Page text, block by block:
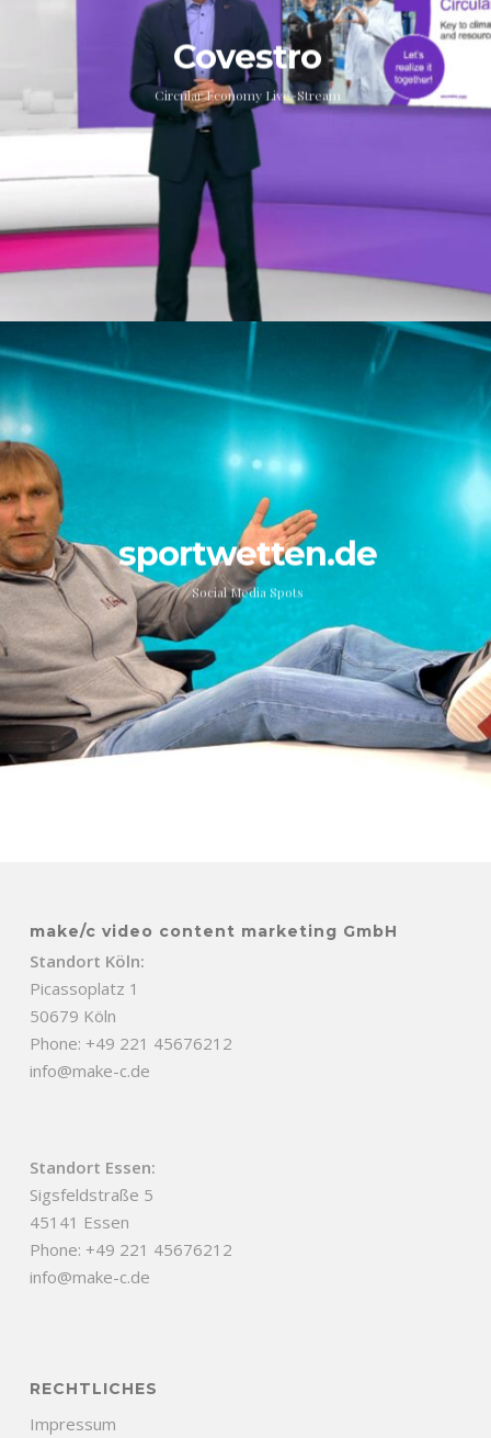
Covestro
Circular Economy Live-Stream
sportwetten.de
Social Media Spots
make/c video content marketing GmbH
Standort Köln:
Picassoplatz 1
50679 Köln
Phone: +49 221 45676212
info@make-c.de
Standort Essen:
Sigsfeldstraße 5
45141 Essen
Phone: +49 221 45676212
info@make-c.de
RECHTLICHES
Impressum